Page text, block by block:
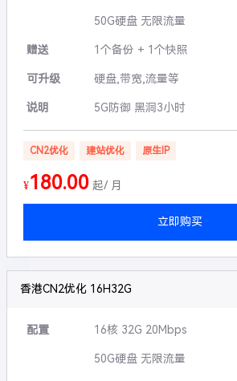
50G硬盘 无限流量
赠送 1个备份 + 1个快照
可升级 硬盘,带宽,流量等
说明 5G防御 黑洞3小时
CN2优化 建站优化 原生IP
¥180.00 起/ 月
立即购买
香港CN2优化 16H32G
配置 16核 32G 20Mbps
50G硬盘 无限流量